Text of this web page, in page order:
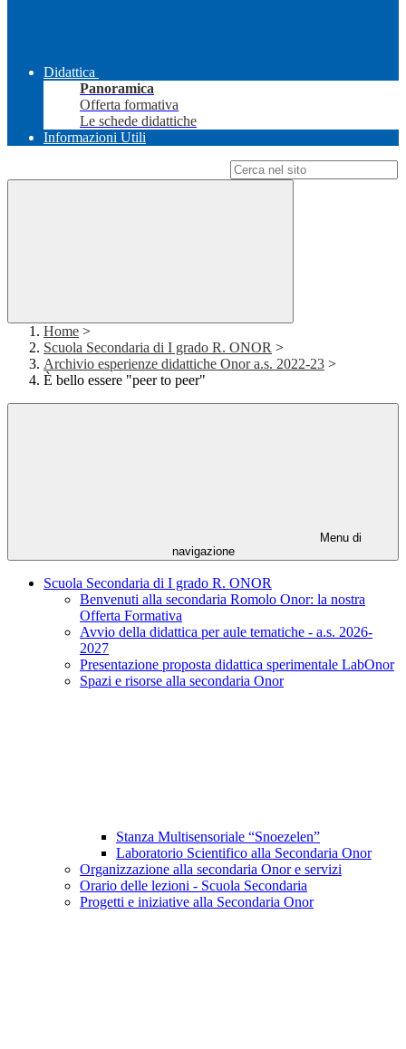
Didattica
Panoramica
Offerta formativa
Le schede didattiche
Informazioni Utili
Home >
Scuola Secondaria di I grado R. ONOR >
Archivio esperienze didattiche Onor a.s. 2022-23 >
È bello essere "peer to peer"
Menu di
navigazione
Scuola Secondaria di I grado R. ONOR
Benvenuti alla secondaria Romolo Onor: la nostra
Offerta Formativa
Avvio della didattica per aule tematiche - a.s. 2026-
2027
Presentazione proposta didattica sperimentale LabOnor
Spazi e risorse alla secondaria Onor
Stanza Multisensoriale “Snoezelen”
Laboratorio Scientifico alla Secondaria Onor
Organizzazione alla secondaria Onor e servizi
Orario delle lezioni - Scuola Secondaria
Progetti e iniziative alla Secondaria Onor